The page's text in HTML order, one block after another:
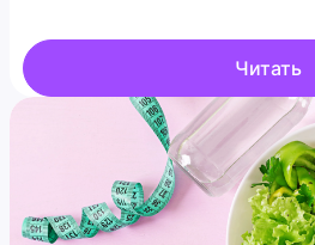
Читать